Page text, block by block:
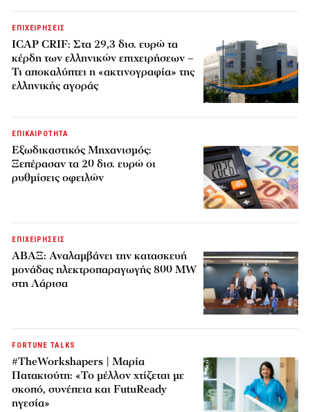
ΕΠΙΧΕΙΡΗΣΕΙΣ
ICAP CRIF: Στα 29,3 δισ. ευρώ τα
κέρδη των ελληνικών επιχειρήσεων –
Τι αποκαλύπτει η «ακτινογραφία» της
ελληνικής αγοράς
ΕΠΙΚΑΙΡΟΤΗΤΑ
Εξωδικαστικός Μηχανισμός:
Ξεπέρασαν τα 20 δισ. ευρώ οι
ρυθμίσεις οφειλών
ΕΠΙΧΕΙΡΗΣΕΙΣ
ΑΒΑΞ: Αναλαμβάνει την κατασκευή
μονάδας ηλεκτροπαραγωγής 800 MW
στη Λάρισα
FORTUNE TALKS
#TheWorkshapers | Μαρία
Πατακιούτη: «Το μέλλον χτίζεται με
σκοπό, συνέπεια και FutuReady
ηγεσία»